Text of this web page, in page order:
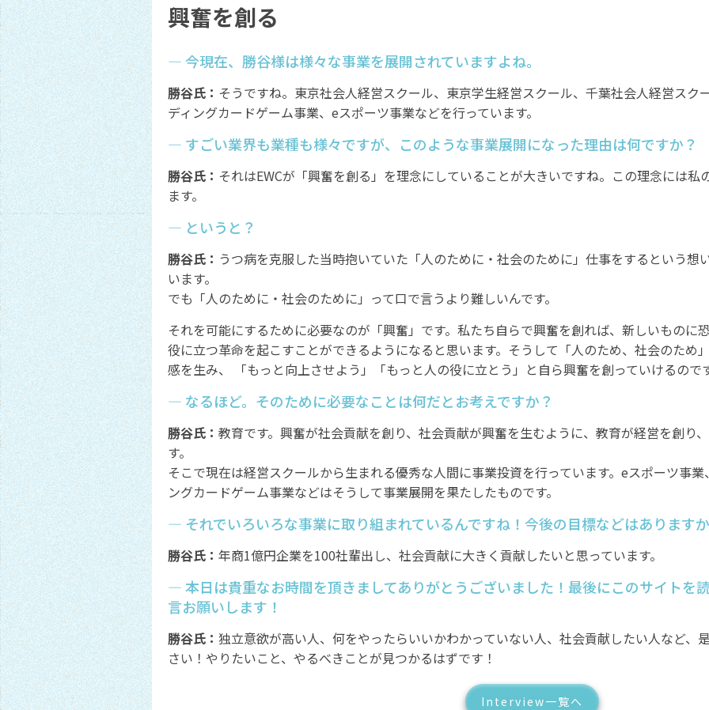
興奮を創る
― 今現在、勝谷様は様々な事業を展開されていますよね。
勝谷氏： そうですね。東京社会人経営スクール、東京学生経営スクール、千葉社会人経営スク
ディングカードゲーム事業、eスポーツ事業などを行っています。
― すごい業界も業種も様々ですが、このような事業展開になった理由は何ですか？
勝谷氏： それはEWCが「興奮を創る」を理念にしていることが大きいですね。この理念には
ます。
― というと？
勝谷氏： うつ病を克服した当時抱いていた「人のために・社会のために」仕事をするという想
います。
でも「人のために・社会のために」って口で言うより難しいんです。
それを可能にするために必要なのが「興奮」です。私たち自らで興奮を創れば、新しいものに
役に立つ革命を起こすことができるようになると思います。そうして「人のため、社会のため
感を生み、 「もっと向上させよう」「もっと人の役に立とう」と自ら興奮を創っていけるので
― なるほど。そのために必要なことは何だとお考えですか？
勝谷氏： 教育です。興奮が社会貢献を創り、社会貢献が興奮を生むように、教育が経営を創り
す。
そこで現在は経営スクールから生まれる優秀な人間に事業投資を行っています。eスポーツ事
ングカードゲーム事業などはそうして事業展開を果たしたものです。
― それでいろいろな事業に取り組まれているんですね！今後の目標などはあります
勝谷氏： 年商1億円企業を100社輩出し、社会貢献に大きく貢献したいと思っています。
― 本日は貴重なお時間を頂きましてありがとうございました！最後にこのサイトを
言お願いします！
勝谷氏： 独立意欲が高い人、何をやったらいいかわかっていない人、社会貢献したい人など、
さい！やりたいこと、やるべきことが見つかるはずです！
Interview一覧へ